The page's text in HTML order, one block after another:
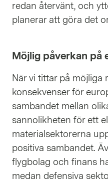
redan återvänt, och
planerar att göra det
Möjlig påverkan på
När vi tittar på
konsekvenser för
sambandet mellan
sannolikheten för ett
materialsektorerna
positiva sambandet.
flygbolag och finans
medan defensiva